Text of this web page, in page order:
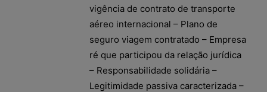
vigência de contrato de transporte
aéreo internacional – Plano de
seguro viagem contratado – Empresa
ré que participou da relação jurídica
– Responsabilidade solidária –
Legitimidade passiva caracterizada –